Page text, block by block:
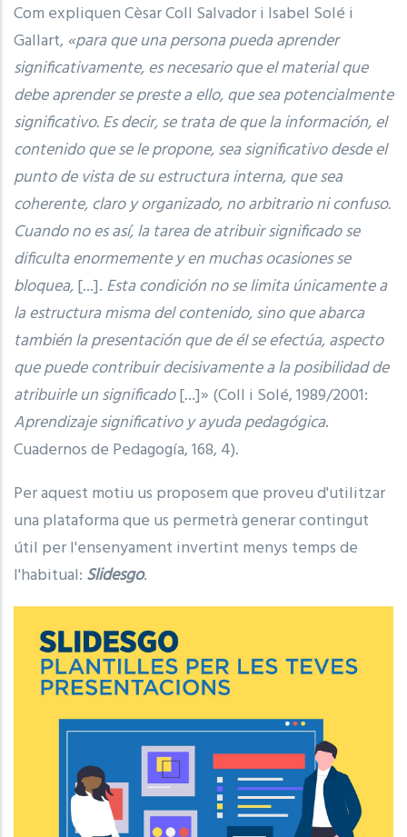
Com expliquen Cèsar Coll Salvador i Isabel Solé i
Gallart, «para que una persona pueda aprender
significativamente, es necesario que el material que
debe aprender se preste a ello, que sea potencialmente
significativo. Es decir, se trata de que la información, el
contenido que se le propone, sea significativo desde el
punto de vista de su estructura interna, que sea
coherente, claro y organizado, no arbitrario ni confuso.
Cuando no es así, la tarea de atribuir significado se
dificulta enormemente y en muchas ocasiones se
bloquea,[...]. Esta condición no se limita únicamente a
la estructura misma del contenido, sino que abarca
también la presentación que de él se efectúa, aspecto
que puede contribuir decisivamente a la posibilidad de
atribuirle un significado[...]» (Coll i Solé, 1989/2001:
Aprendizaje significativo y ayuda pedagógica.
Cuadernos de Pedagogía, 168, 4).
Per aquest motiu us proposem que proveu d'utilitzar
una plataforma que us permetrà generar contingut
útil per l'ensenyament invertint menys temps de
l'habitual: Slidesgo.